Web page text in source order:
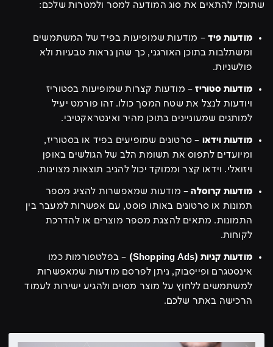
שתוכלו להתאים את סוג המודעה למסר ולמטרות שלכם:
מודעות פיד – מודעות שמופיעות בפיד של המשתמשים
ומשתלבות בתוכן האורגני, כך שהן נראות טבעיות ולא
פולשניות.
מודעות סטוריז– מודעות קצרות שמופיעות בסטוריז
ויודעות לנצל את שטח המסך כולו. זהו פורמט יעיל
למותגים שמעוניינים בתוכן מהיר ואינטראקטיבי.
מודעות וידאו – סרטונים שמופיעים בפיד או בסטוריז,
ומיועדים לתפוס את תשומת הלב של הגולשים באופן
ויזואלי. וידאו קצר וממוקד יכול להניב תוצאות מצוינות.
מודעות קרוסלה– מודעות שמאפשרות להציג מספר
תמונות או סרטונים באותו פוסט, עם אפשרות למעבר בין
התמונות. מתאים להצגת מספר מוצרים או להדרכת
לקוחות.
מודעות קניות (Shopping Ads)
– בפלטפורמות כמו
אינסטגרם ופייסבוק, ניתן לפרסם מודעות שמאפשרות
למשתמשים ללחוץ על מוצר מסוים ולהגיע ישירות לעמוד
הרכישה באתר שלכם.